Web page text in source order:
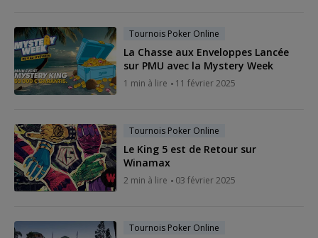
Tournois Poker Online
La Chasse aux Enveloppes Lancée
sur PMU avec la Mystery Week
1 min à lire 11 février 2025
Tournois Poker Online
Le King 5 est de Retour sur
Winamax
2 min à lire 03 février 2025
Tournois Poker Online